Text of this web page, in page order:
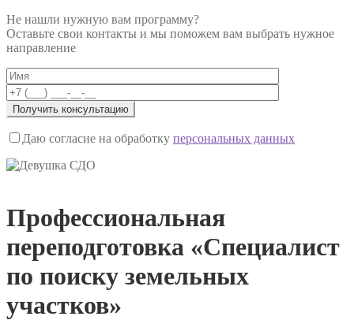
Не нашли нужную вам программу?
Оставьте свои контакты и мы поможем вам выбрать нужное
направление
Даю согласие на обработку персональных данных
Профессиональная
переподготовка «Специалист
по поиску земельных
участков»